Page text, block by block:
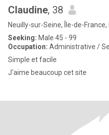
Claudine, 38
Neuilly-sur-Seine, Île-de-France,
Seeking: Male 45 - 99
Occupation: Administrative /
Simple et facile
J'aime beaucoup cet site